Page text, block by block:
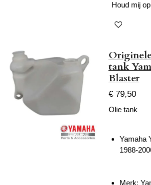
Houd mij
tank
Blaster
€ 79,50
Olie tank
Yamaha
1988-
Merk: